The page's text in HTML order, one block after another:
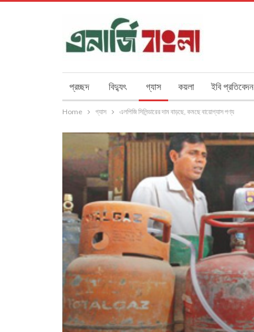
প্রচ্ছদ বিদ্যুৎ গ্যাস কয়লা ইবি প্রতিবেদন
Home গ্যাস এলপিজি সিলিন্ডারের দাম বাড়ছে, কমছে বায়োগ্যাস পণ্য